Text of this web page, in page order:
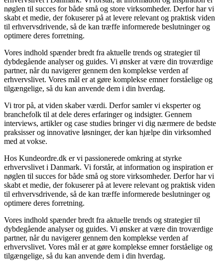
nøglen til succes for både små og store virksomheder. Derfor har vi
skabt et medie, der fokuserer på at levere relevant og praktisk viden
til erhvervsdrivende, så de kan træffe informerede beslutninger og
optimere deres forretning.
Vores indhold spænder bredt fra aktuelle trends og strategier til
dybdegående analyser og guides. Vi ønsker at være din troværdige
partner, når du navigerer gennem den komplekse verden af
erhvervslivet. Vores mål er at gøre komplekse emner forståelige og
tilgængelige, så du kan anvende dem i din hverdag.
Vi tror på, at viden skaber værdi. Derfor samler vi eksperter og
branchefolk til at dele deres erfaringer og indsigter. Gennem
interviews, artikler og case studies bringer vi dig nærmere de bedste
praksisser og innovative løsninger, der kan hjælpe din virksomhed
med at vokse.
Hos Kundeordre.dk er vi passionerede omkring at styrke
erhvervslivet i Danmark. Vi forstår, at information og inspiration er
nøglen til succes for både små og store virksomheder. Derfor har vi
skabt et medie, der fokuserer på at levere relevant og praktisk viden
til erhvervsdrivende, så de kan træffe informerede beslutninger og
optimere deres forretning.
Vores indhold spænder bredt fra aktuelle trends og strategier til
dybdegående analyser og guides. Vi ønsker at være din troværdige
partner, når du navigerer gennem den komplekse verden af
erhvervslivet. Vores mål er at gøre komplekse emner forståelige og
tilgængelige, så du kan anvende dem i din hverdag.